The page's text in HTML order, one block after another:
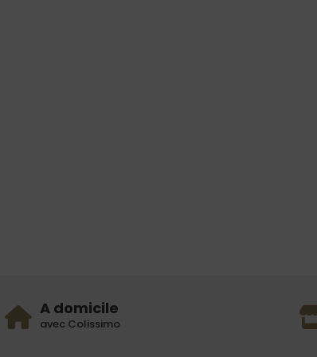
A domicile
avec Colissimo